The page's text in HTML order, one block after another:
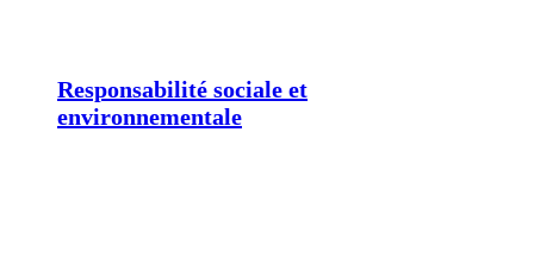
Responsabilité sociale et
environnementale